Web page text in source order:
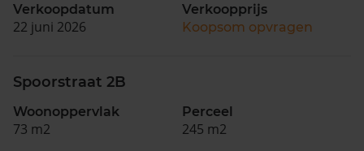
Verkoopdatum
22 juni 2026
Verkoopprijs
Koopsom opvragen
Spoorstraat 2B
Woonoppervlak
73 m2
Perceel
245 m2